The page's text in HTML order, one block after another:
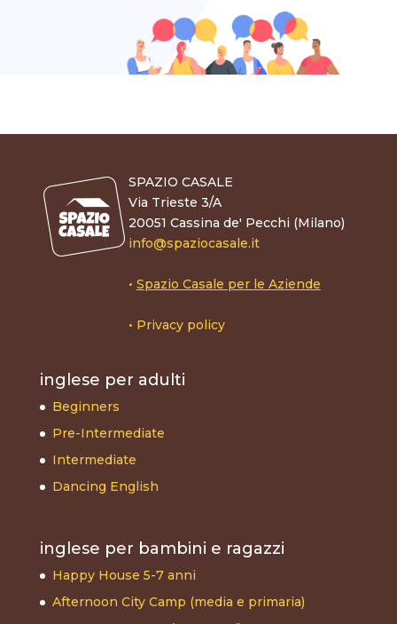
SPAZIO CASALE
Via Trieste 3/A
20051 Cassina de' Pecchi (Milano)
info@spaziocasale.it
• Spazio Casale per le Aziende
• Privacy policy
inglese per adulti
Beginners
Pre-Intermediate
Intermediate
Dancing English
inglese per bambini e ragazzi
Happy House 5-7 anni
Afternoon City Camp (media e primaria)